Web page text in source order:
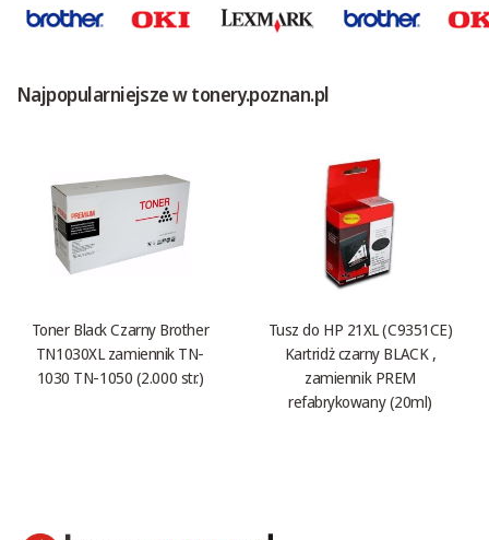
Najpopularniejsze w tonery.poznan.pl
Toner Black Czarny Brother
TN1030XL zamiennik TN-
1030 TN-1050 (2.000 str.)
Tusz do HP 21XL (C9351CE)
Kartridż czarny BLACK ,
zamiennik PREM
refabrykowany (20ml)